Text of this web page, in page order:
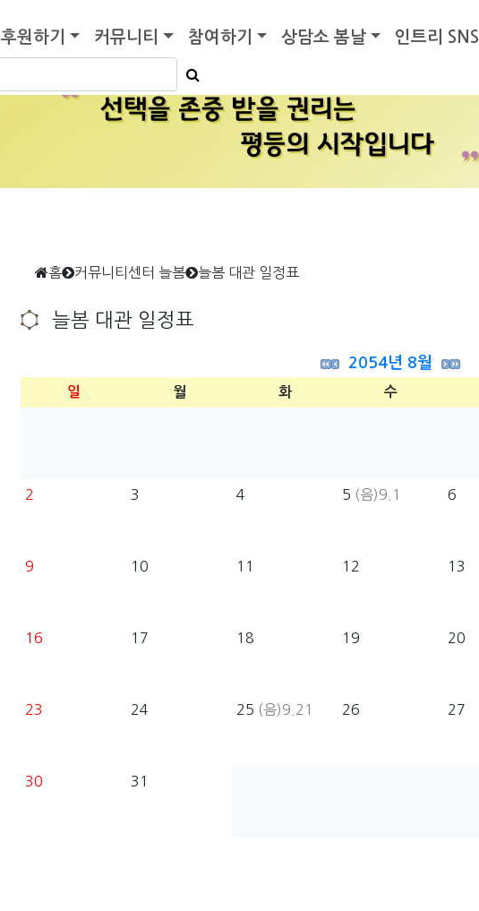
후원하기 커뮤니티 참여하기 상담소 봄날 인트리 SNS
홈 커뮤니티센터 늘봄 늘봄 대관 일정표
늘봄 대관 일정표
2054년 8월
일 월 화 수
2 3 4 5 (음)9.1 6
9 10 11 12 13
16 17 18 19 20
23 24 25 (음)9.21 26 27
30 31